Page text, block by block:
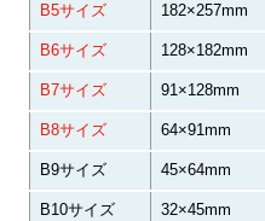
B5サイズ 182×257mm
B6サイズ 128×182mm
B7サイズ 91×128mm
B8サイズ 64×91mm
B9サイズ 45×64mm
B10サイズ 32×45mm